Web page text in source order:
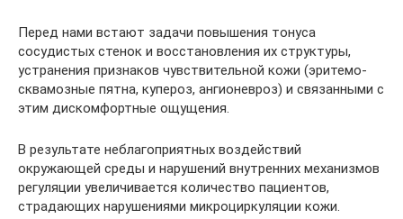
Перед нами встают задачи повышения тонуса
сосудистых стенок и восстановления их структуры,
устранения признаков чувствительной кожи (эритемо-
сквамозные пятна, купероз, ангионевроз) и связанными с
этим дискомфортные ощущения.
В результате неблагоприятных воздействий
окружающей среды и нарушений внутренних механизмов
регуляции увеличивается количество пациентов,
страдающих нарушениями микроциркуляции кожи.